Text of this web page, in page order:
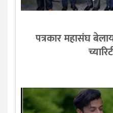
पत्रकार महासंघ